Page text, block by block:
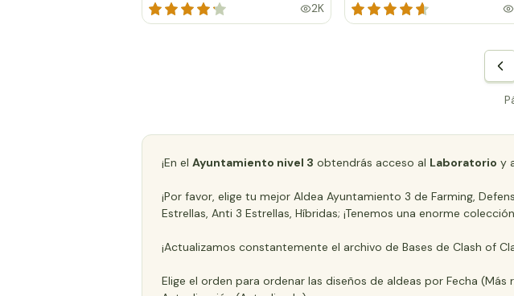
2K
¡En el Ayuntamiento nivel 3 obtendrás acceso al Laboratorio y
¡Por favor, elige tu mejor Aldea Ayuntamiento 3 de Farming,
Estrellas, Anti 3 Estrellas, Híbridas; ¡Tenemos una enorme
¡Actualizamos constantemente el archivo de Bases de Clash of
Elige el orden para ordenar las diseños de aldeas por Fecha